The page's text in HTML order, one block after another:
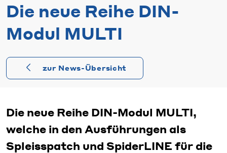
Die neue Reihe DIN-
Modul MULTI
zur News-Übersicht
Die neue Reihe DIN-Modul MULTI,
welche in den Ausführungen als
Spleisspatch und SpiderLINE für die